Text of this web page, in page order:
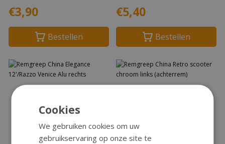
€3,90
Bestellen
€5,40
Bestellen
Cookies
We gebruiken cookies om uw
gebruikservaring op onze site te